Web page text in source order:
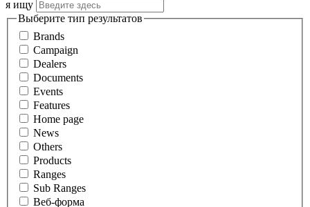
я ищу
Выберите тип результатов
Brands
Campaign
Dealers
Documents
Events
Features
Home page
News
Others
Products
Ranges
Sub Ranges
Веб-форма